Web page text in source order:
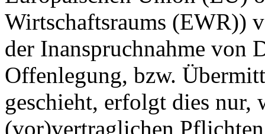
Wirtschaftsraums (EWR))
der Inanspruchnahme von
Offenlegung, bzw.
geschieht, erfolgt dies nur,
(vor)vertraglichen